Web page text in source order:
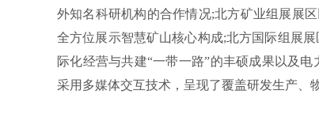
外知名科研机构的合作情况;北方矿业组展展
全方位展示智慧矿山核心构成;北方国际组展
际化经营与共建“一带一路”的丰硕成果以及
采用多媒体交互技术，呈现了覆盖研发生产、